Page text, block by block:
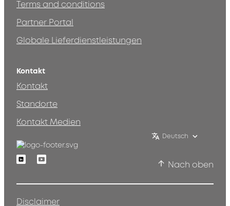
Terms and conditions
Partner Portal
Globale Lieferdienstleistungen
Kontakt
Kontakt
Standorte
Kontakt Medien
Deutsch
LinkedinYoutube
Nach oben
Disclaimer